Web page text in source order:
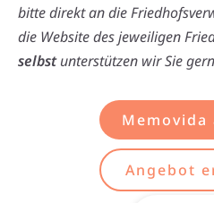
bitte direkt an die
die Website des jeweiligen
selbstunterstützen wir Sie
Memovida
Angebot